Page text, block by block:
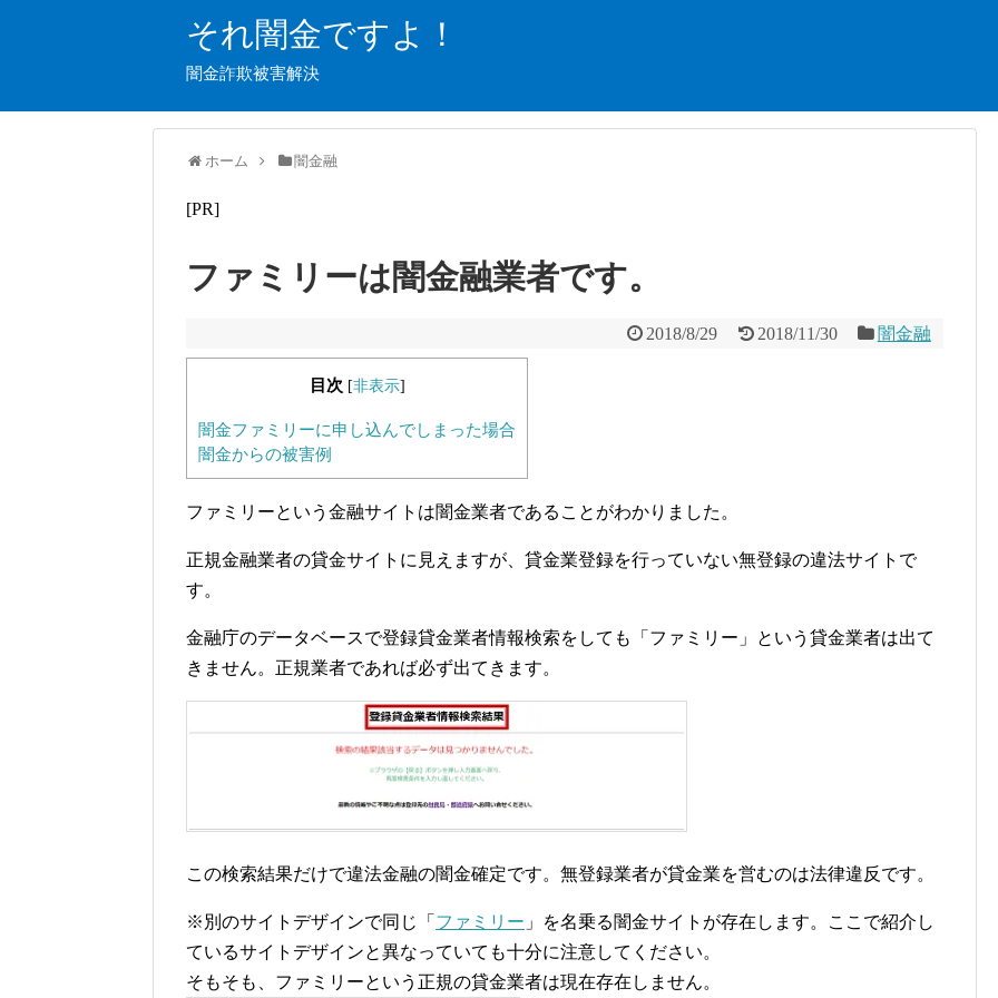
それ闇金ですよ！
闇金詐欺被害解決
ホーム 闇金融
[PR]
ファミリーは闇金融業者です。
2018/8/29 2018/11/30 闇金融
目次 [非表示]
闇金ファミリーに申し込んでしまった場合
闇金からの被害例
ファミリーという金融サイトは闇金業者であることがわかりました。
正規金融業者の貸金サイトに見えますが、貸金業登録を行っていない無登録の違法サイトで
す。
金融庁のデータベースで登録貸金業者情報検索をしても「ファミリー」という貸金業者は出て
きません。正規業者であれば必ず出てきます。
この検索結果だけで違法金融の闇金確定です。無登録業者が貸金業を営むのは法律違反です。
※別のサイトデザインで同じ「 ファミリー 」を名乗る闇金サイトが存在します。ここで紹介し
ているサイトデザインと異なっていても十分に注意してください。
そもそも、ファミリーという正規の貸金業者は現在存在しません。